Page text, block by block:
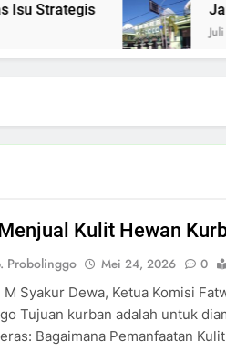
Strategis
Juli 24,
Kulit Hewan
Probolinggo Mei 24, 2026 0
M Syakur Dewa, Ketua Komisi
Tujuan kurban adalah untuk
Bagaimana Pemanfaatan